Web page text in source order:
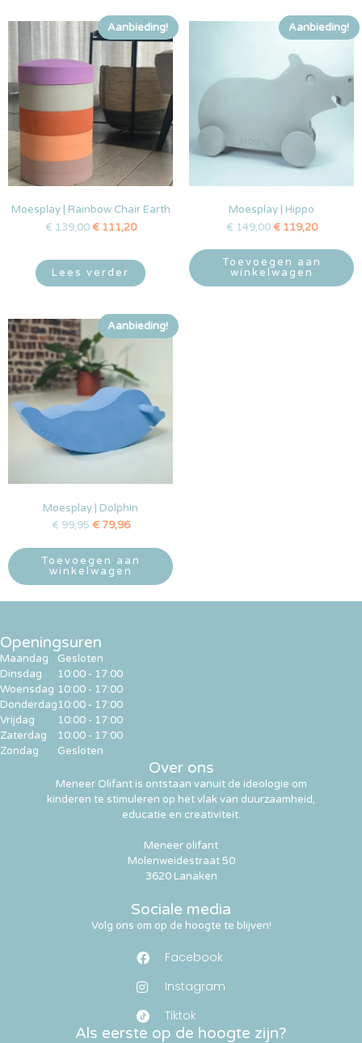
Aanbieding!
Moesplay | Rainbow Chair Earth
€ 139,00 €111,20
Lees verder
Aanbieding!
Moesplay | Hippo
€ 149,00 €119,20
Toevoegen aan
winkelwagen
Aanbieding!
Moesplay | Dolphin
€ 99,95 €79,96
Toevoegen aan
winkelwagen
Als eerste op de hoogte zijn?
Sociale media
Volg ons om op de hoogte te blijven!
Facebook
Instagram
Tiktok
Over ons
Meneer Olifant is ontstaan vanuit de ideologie om
kinderen te stimuleren op het vlak van duurzaamheid,
educatie en creativiteit.
Meneer olifant
Molenweidestraat 50
3620 Lanaken
Openingsuren
Maandag
Dinsdag
Woensdag
Donderdag
Vrijdag
Zaterdag
Zondag
Gesloten
10:00 - 17:00
10:00 - 17:00
10:00 - 17:00
10:00 - 17:00
10:00 - 17:00
Gesloten